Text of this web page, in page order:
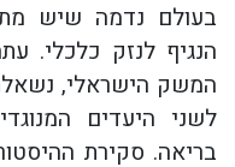
בעולם נדמה שיש
הנגיף לנזק כלכלי.
המשק הישראלי,
לשני היעדים
בריאה. סקירת